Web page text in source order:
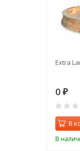
Extra
0 ₽
В
В